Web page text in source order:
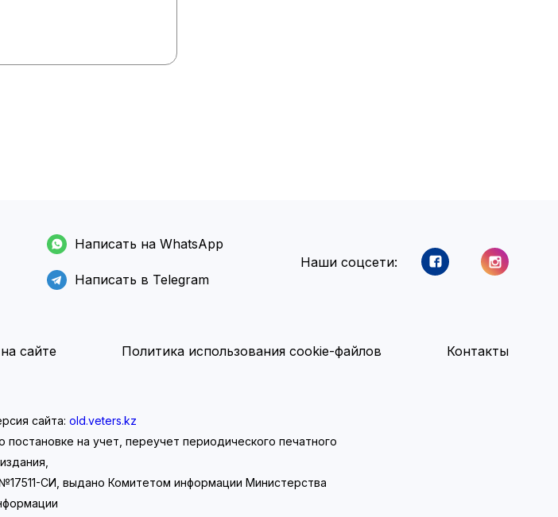
Написать на WhatsApp
Написать в Telegram
Наши соцсети:
сайте Политика использования cookie-файлов Контакты
сайта: old.veters.kz
на учет, переучет периодического печатного
издания,
СИ, выдано Комитетом информации Министерства